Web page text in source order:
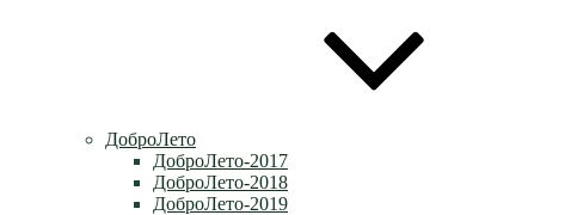
ДоброЛето
ДоброЛето-2017
ДоброЛето-2018
ДоброЛето-2019